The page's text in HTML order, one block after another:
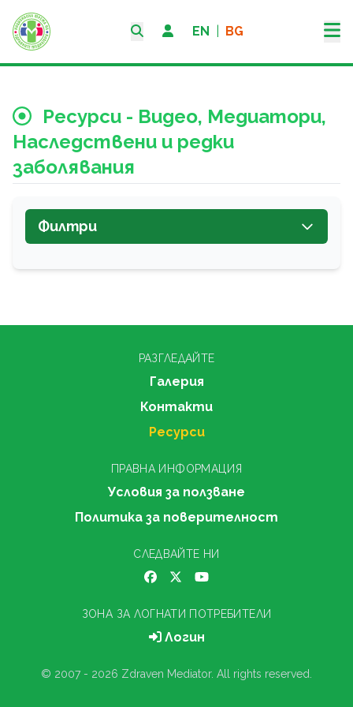
EN BG
Ресурси - Видео, Медиатори,
Наследствени и редки
заболявания
Филтри
РАЗГЛЕДАЙТЕ
Галерия
Контакти
Ресурси
ПРАВНА ИНФОРМАЦИЯ
Условия за ползване
Политика за поверителност
СЛЕДВАЙТЕ НИ
ЗОНА ЗА ЛОГНАТИ ПОТРЕБИТЕЛИ
Логин
© 2007 - 2026 Zdraven Mediator. All rights reserved.